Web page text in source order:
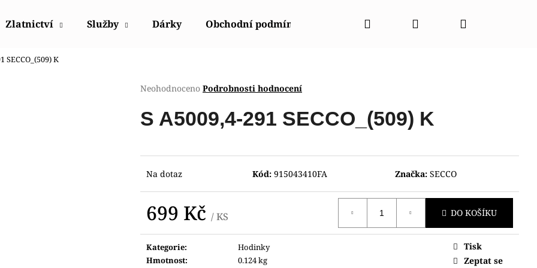
Zlatnictví Služby Dárky Obchodní podmínky Napište nám Kontakty
Hledat PřihlášeníNákupní
SECCO_(509) K
Průměrné
produktu
je
5
Neohodnoceno Podrobnosti hodnocení
S A5009,4-291 SECCO_(509) K
Na dotaz Kód: 915043410FA Značka:SECCO
699 Kč / KS DO KOŠÍKU
Kategorie:
Hodinky
Hmotnost:
0.124 kg
Tisk
Zeptat se
Co potřebujete najít?
HLEDAT
HODINKY ORIENT RABA0002E30B